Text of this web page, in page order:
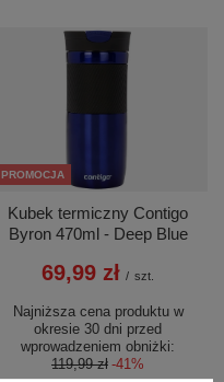
PROMOCJA
Kubek termiczny Contigo
Byron 470ml - Deep Blue
69,99 zł / szt.
Najniższa cena produktu w
okresie 30 dni przed
wprowadzeniem obniżki:
119,99 zł -41%